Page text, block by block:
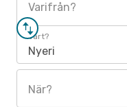
Varifrån?
Vart?
Nyeri
När?